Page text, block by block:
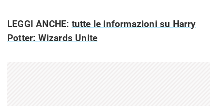
LEGGI ANCHE: tutte le informazioni su Harry
Potter: Wizards Unite